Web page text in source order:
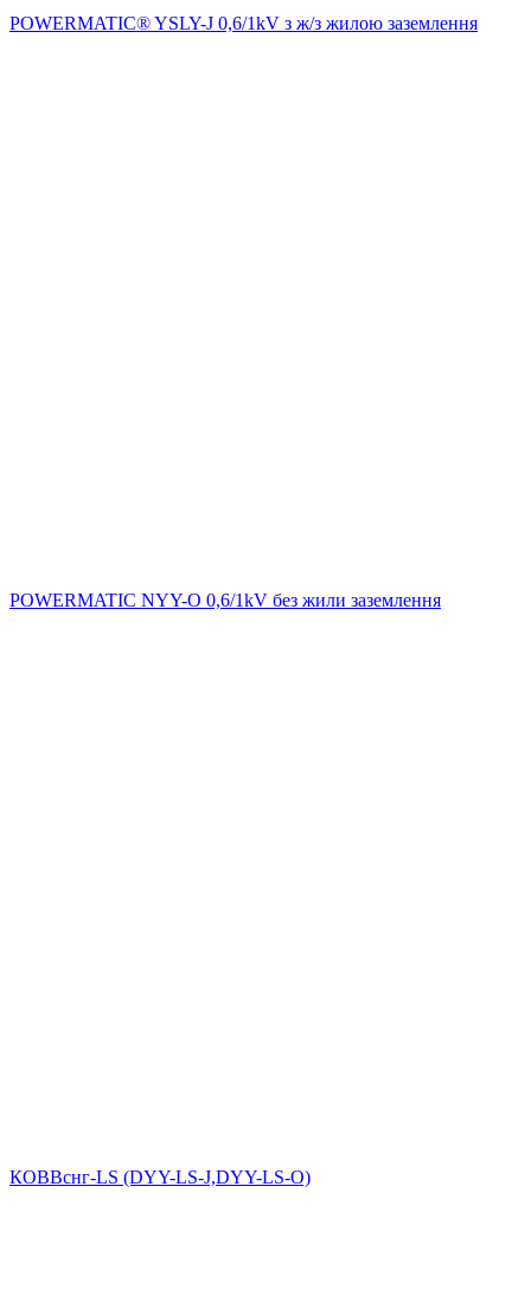
POWERMATIC® YSLY-J 0,6/1kV з ж/з жилою заземлення
POWERMATIC NYY-O 0,6/1kV без жили заземлення
КОВВснг-LS (DYY-LS-J,DYY-LS-O)